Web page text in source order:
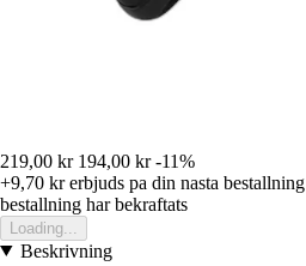
219,00 kr 194,00 kr -11%
+9,70 krerbjuds pa din nasta bestallning
bestallning har bekraftats
Loading...
Beskrivning